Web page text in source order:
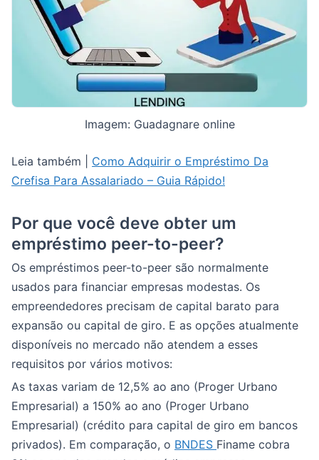
Imagem: Guadagnare online
Leia também | Como Adquirir o Empréstimo Da
Crefisa Para Assalariado – Guia Rápido!
Por que você deve obter um
empréstimo peer-to-peer?
Os empréstimos peer-to-peer são normalmente
usados para financiar empresas modestas. Os
empreendedores precisam de capital barato para
expansão ou capital de giro. E as opções atualmente
disponíveis no mercado não atendem a esses
requisitos por vários motivos:
As taxas variam de 12,5% ao ano (Proger Urbano
Empresarial) a 150% ao ano (Proger Urbano
Empresarial) (crédito para capital de giro em bancos
privados). Em comparação, o BNDES Finame cobra